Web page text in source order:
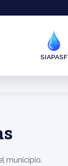
SIAPASF
municipio.